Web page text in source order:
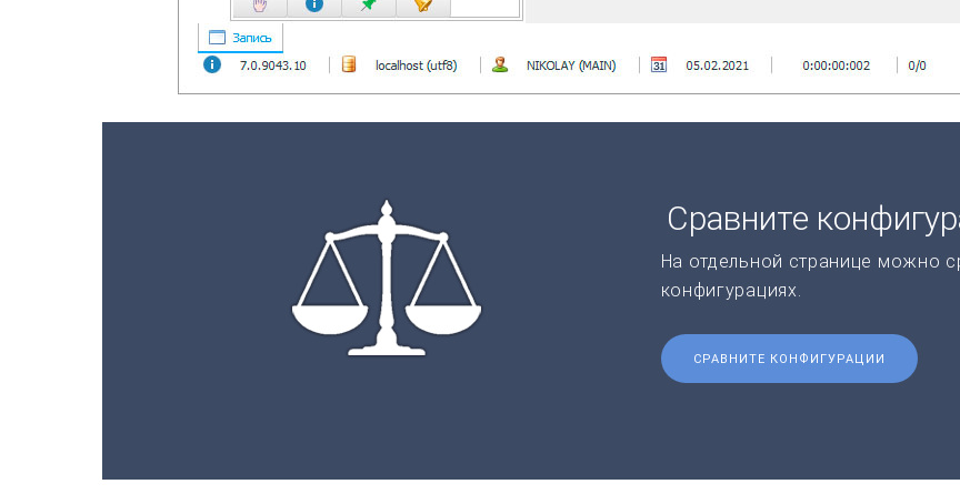
Сравните
На отдельной странице можно
конфигурациях.
СРАВНИТЕ КОНФИГУРАЦИИ